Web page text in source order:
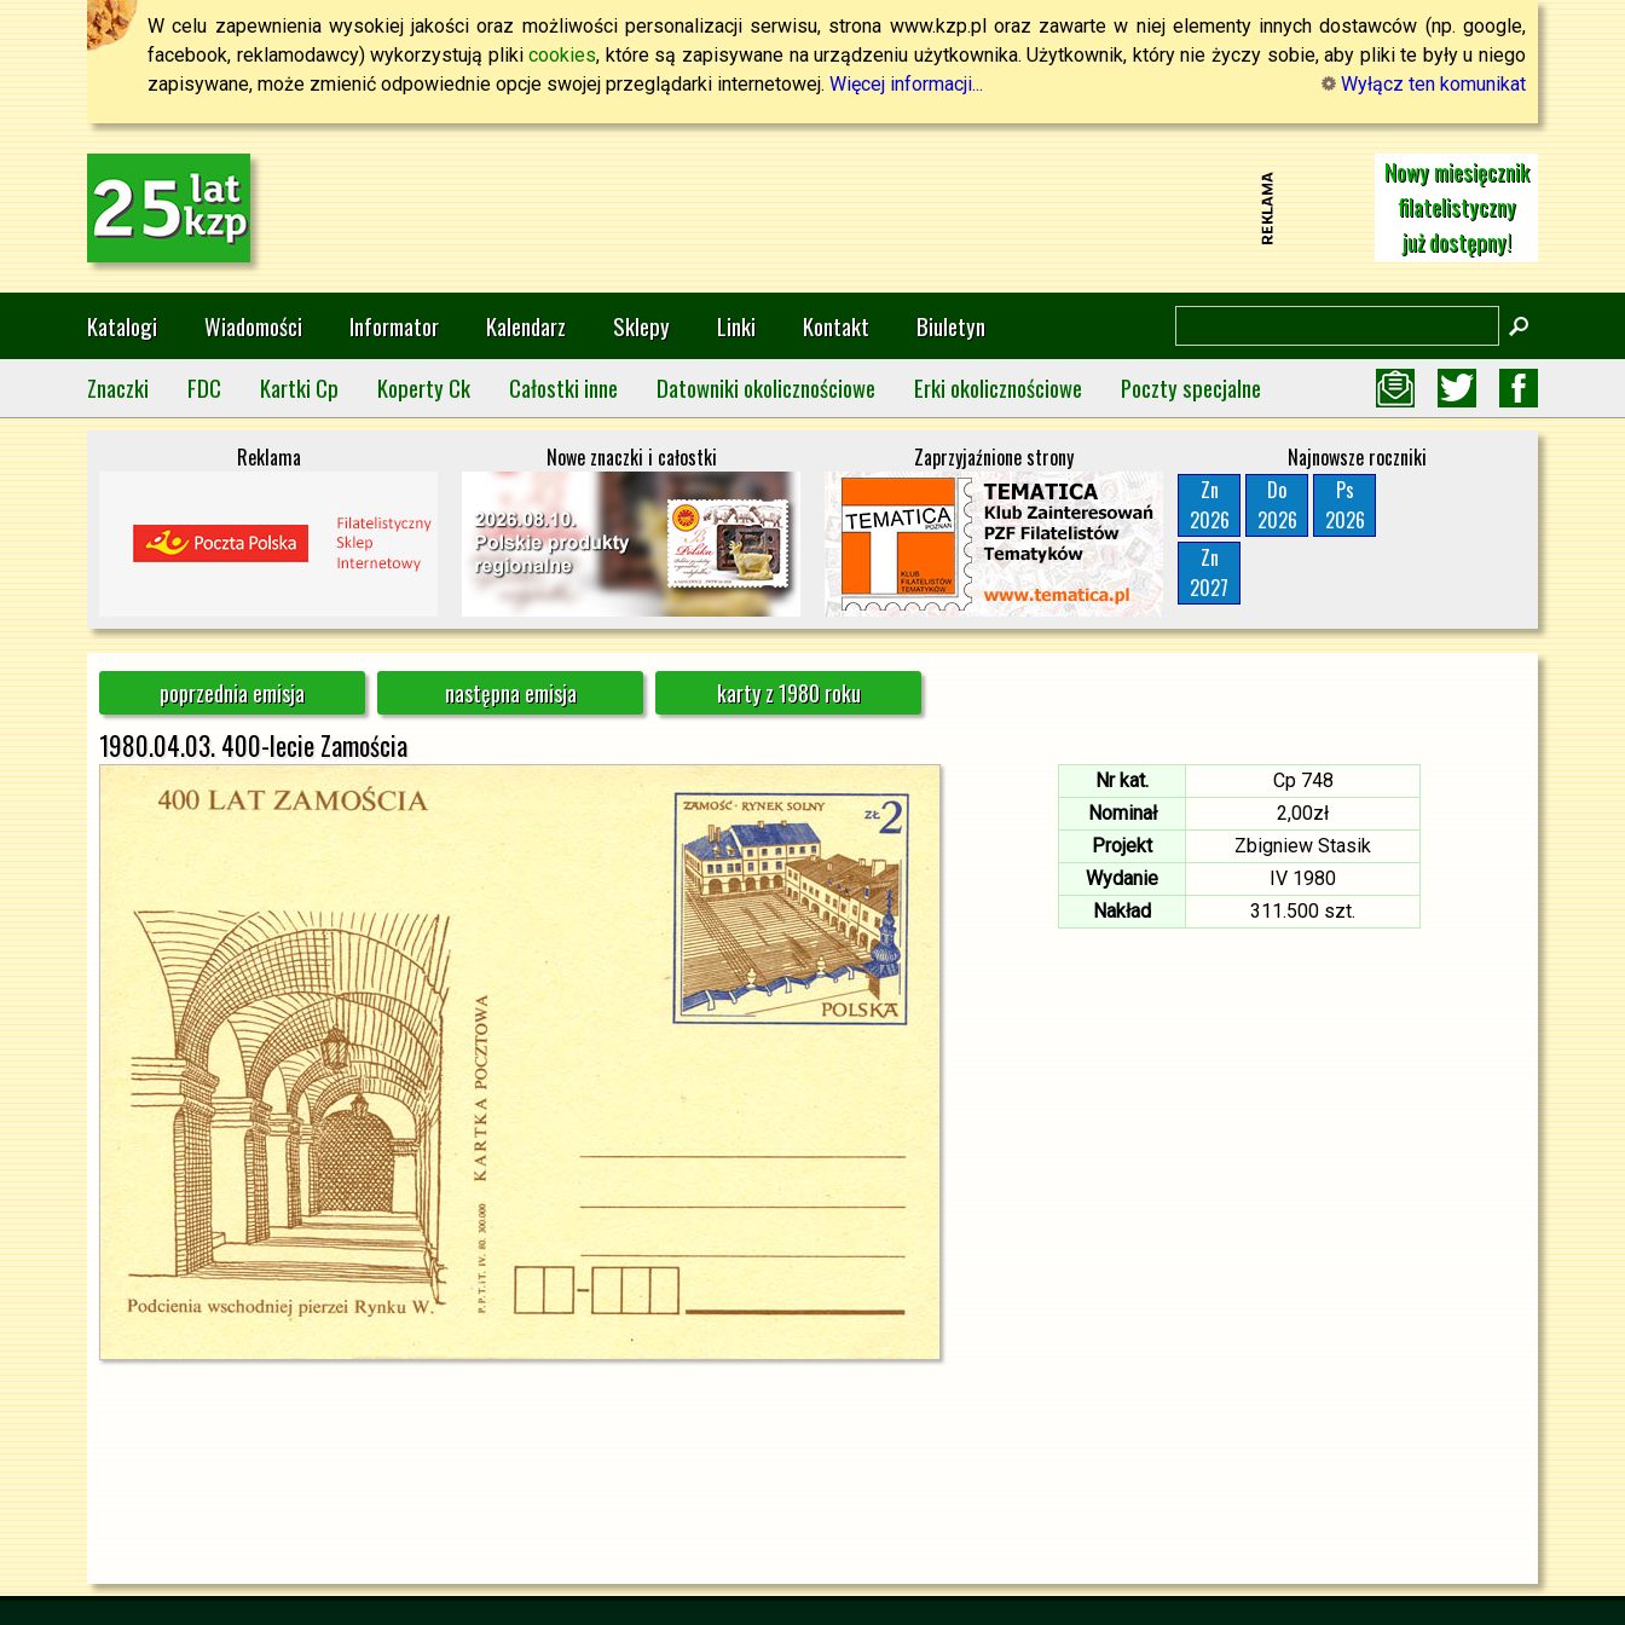
W celu zapewnienia wysokiej jakości oraz możliwości personalizacji serwisu, strona www.kzp.pl oraz zawarte w niej elementy innych dostawców (np. google,
facebook, reklamodawcy) wykorzystują plikicookies, które są zapisywane na urządzeniu użytkownika. Użytkownik, który nie życzy sobie, aby pliki te były u niego
zapisywane, może zmienić odpowiednie opcje swojej przeglądarki internetowej. Więcej informacji... Wyłącz ten komunikat
Nowy miesięcznik
filatelistyczny
już dostępny!
Katalogi Wiadomości Informator Kalendarz Sklepy Linki Kontakt
Biuletyn
Znaczki
FDC Kartki Cp Koperty Ck Całostki inne Datowniki okolicznościowe Erki okolicznościowe Poczty specjalne
Reklama Nowe znaczki i całostki Zaprzyjaźnione strony
Najnowsze roczniki
Zn
2026
Do
2026
Ps
2026
Zn
2027
poprzednia emisja następna emisja karty z 1980 roku
1980.04.03. 400-lecie Zamościa
Nr kat.
Cp 748
Nominał
2,00zł
Projekt
Zbigniew Stasik
Wydanie
IV 1980
Nakład
311.500 szt.